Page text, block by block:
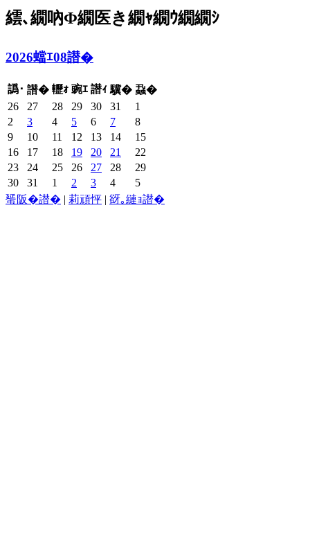
繧､繝吶Φ繝医き繝ｬ繝ｳ繝繝ｼ
2026蟷ｴ08譛�
譌･ 譛� 轣ｫ 豌ｴ 譛ｨ 驥� 蝨�
26
27 28 29 30 31
1
2
3 4 5 6 7
8
9
10 11 12 13 14
15
16
17 18 19 20 21
22
23
24 25 26 27 28
29
30
31 1 2 3 4
5
蜑阪�譛� | 莉頑怦 | 谺｡縺ｮ譛�